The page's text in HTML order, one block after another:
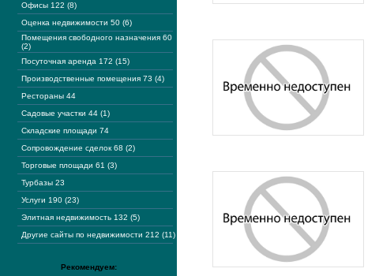
Офисы 122 (8)
Оценка недвижимости 50 (6)
Помещения свободного назначения 60
(2)
Посуточная аренда 172 (15)
Производственные помещения 73 (4)
Рестораны 44
Садовые участки 44 (1)
Складские площади 74
Сопровождение сделок 68 (2)
Торговые площади 61 (3)
Турбазы 23
Услуги 190 (23)
Элитная недвижимость 132 (5)
Другие сайты по недвижимости 212 (11)
Рекомендуем: